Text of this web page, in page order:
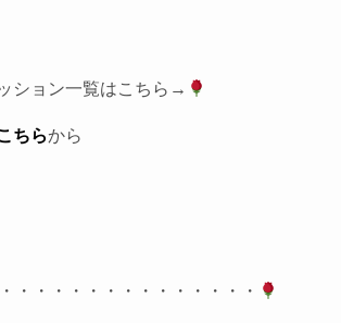
ション一覧はこちら→
ちらから
・・・・・・・・・・・・・・